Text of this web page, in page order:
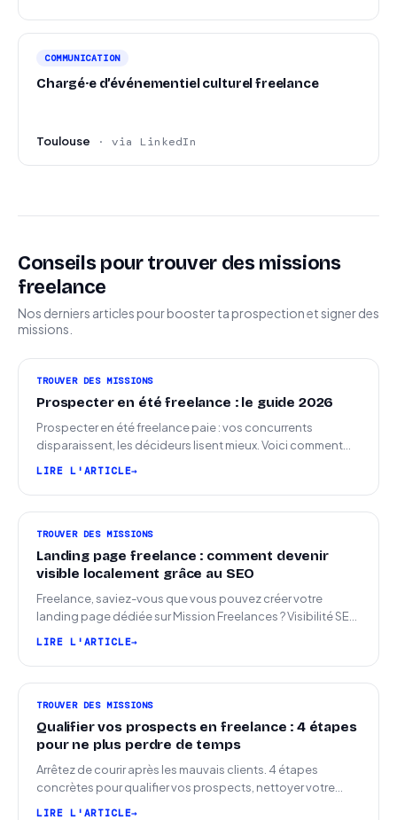
COMMUNICATION
Chargé·e d’événementiel culturel freelance
Toulouse · via LinkedIn
Conseils pour trouver des missions
freelance
Nos derniers articles pour booster ta prospection et signer des
missions.
TROUVER DES MISSIONS
Prospecter en été freelance : le guide 2026
Prospecter en été freelance paie : vos concurrents
disparaissent, les décideurs lisent mieux. Voici comment
LIRE L'ARTICLE
TROUVER DES MISSIONS
Landing page freelance : comment devenir
visible localement grâce au SEO
Freelance, saviez-vous que vous pouvez créer votre
landing page dédiée sur Mission Freelances ? Visibilité SEO
LIRE L'ARTICLE
TROUVER DES MISSIONS
Qualifier vos prospects en freelance : 4 étapes
pour ne plus perdre de temps
Arrêtez de courir après les mauvais clients. 4 étapes
concrètes pour qualifier vos prospects, nettoyer votre
LIRE L'ARTICLE